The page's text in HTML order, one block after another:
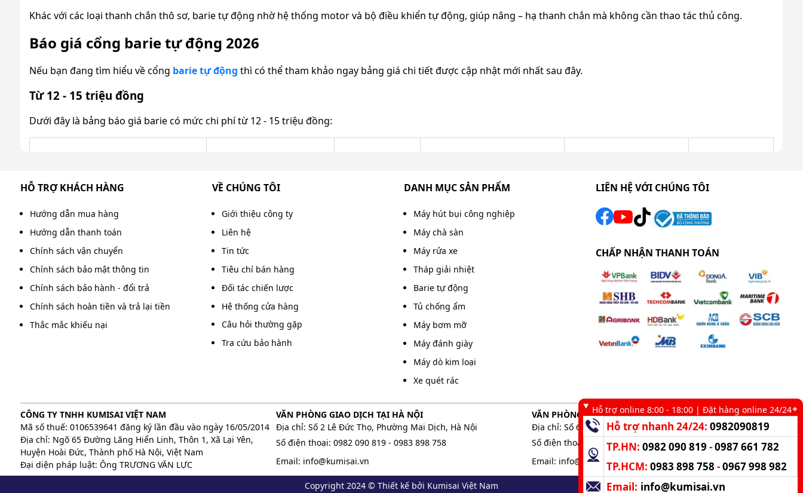
Khác với các loại thanh chắn thô sơ, barie tự động nhờ hệ thống motor và bộ điều khiển tự động, giúp nâng – hạ thanh chắn mà không cần thao tác thủ công.
Báo giá cổng barie tự động 2026
Nếu bạn đang tìm hiểu về cổng barie tự động thì có thể tham khảo ngay bảng giá chi tiết được cập nhật mới nhất sau đây.
Từ 12 - 15 triệu đồng
Dưới đây là bảng báo giá barie có mức chi phí từ 12 - 15 triệu đồng:
Barie BS-306 1.5 - 6s
Barie ST-200 6m, ≤4.5m, 3m 1.5s, 6s, 3s
Barie BST-170 6m 6s Xem ngay
Barie 115 6m 6s, 2s Liên hệ Xem ngay
2s - 6s Xem ngay
Sau đây là bảng giá barie chắn đường mức giá từ 15 - 20 triệu đồng.
Mã sản phẩm Độ dài cần Công suất Tốc độ đóng/mở Giá tham khảo Chi tiết
Barie Road RD-101T 6m 100W 2s - 6s Liên hệ Xem ngay
HỖ TRỢ KHÁCH HÀNG
Hướng dẫn mua hàng
Hướng dẫn thanh toán
Chính sách vận chuyển
Chính sách bảo mật thông tin
Chính sách bảo hành - đổi trả
Chính sách hoàn tiền và trả lại tiền
Thắc mắc khiếu nại
VỀ CHÚNG TÔI
Giới thiệu công ty
Liên hệ
Tin tức
Tiêu chí bán hàng
Đối tác chiến lược
Hệ thống cửa hàng
Câu hỏi thường gặp
Tra cứu bảo hành
DANH MỤC SẢN PHẨM
Máy hút bụi công nghiệp
Máy chà sàn
Máy rửa xe
Tháp giải nhiệt
Barie tự động
Tủ chống ẩm
Máy bơm mỡ
Máy đánh giày
Máy dò kim loại
Xe quét rác
LIÊN HỆ VỚI CHÚNG TÔI
CHẤP NHẬN THANH TOÁN
CÔNG TY TNHH KUMISAI VIỆT NAM
Mã số thuế: 0106539641 đăng ký lần đầu vào ngày 16/05/2014
Địa chỉ: Ngõ 65 Đường Lăng Hiển Linh, Thôn 1, Xã Lại Yên,
Huyện Hoài Đức, Thành phố Hà Nội, Việt Nam
Đại diện pháp luật: Ông TRƯƠNG VĂN LỰC
VĂN PHÒNG GIAO DỊCH TẠI HÀ NỘI
Địa chỉ: Số 2 Lê Đức Thọ, Phường Mai Dịch, Hà Nội
Số điện thoại: 0982 090 819- 0983 898 758
Email: info@kumisai.vn
VĂN PHÒNG GIAO DỊCH TẠI TP. HCM
Địa chỉ: Số 6 kênh 19/5, Phường Tân Sơn Nhì, TP. HCM
Số điện thoại:
0983 898 758 -0982 090 819
Email: info@kumisai.vn
Copyright 2024 © Thiết kế bởi Kumisai Việt Nam
Hỗ trợ online 8:00 - 18:00 | Đặt hàng online 24/24
Hỗ trợ nhanh 24/24:0982090819
TP.HN:0982 090 819 -0987 661 782
TP.HCM:0983 898 758 -0967 998 982
Email: info@kumisai.vn